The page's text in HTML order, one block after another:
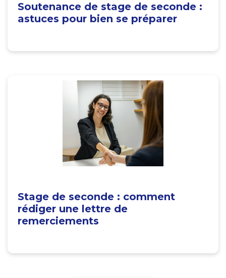
Soutenance de stage de seconde :
astuces pour bien se préparer
Stage de seconde : comment
rédiger une lettre de
remerciements